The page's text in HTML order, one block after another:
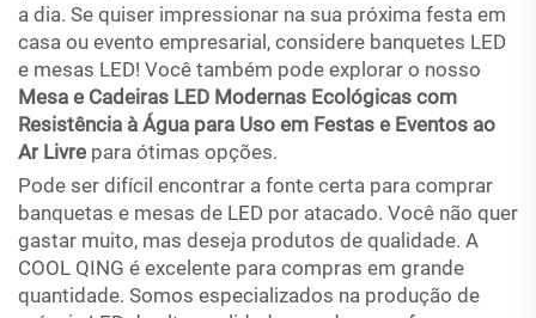
a dia. Se quiser impressionar na sua próxima festa em
casa ou evento empresarial, considere banquetes LED
e mesas LED! Você também pode explorar o nosso
Mesa e Cadeiras LED Modernas Ecológicas com
Resistência à Água para Uso em Festas e Eventos ao
Ar Livre para ótimas opções.
Pode ser difícil encontrar a fonte certa para comprar
banquetas e mesas de LED por atacado. Você não quer
gastar muito, mas deseja produtos de qualidade. A
COOL QING é excelente para compras em grande
quantidade. Somos especializados na produção de